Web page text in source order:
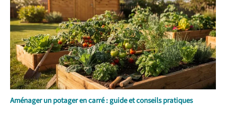
Aménager un potager en carré : guide et conseils pratiques